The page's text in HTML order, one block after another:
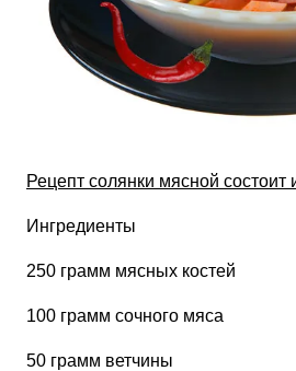
Рецепт солянки мясной состоит
Ингредиенты
250 грамм мясных костей
100 грамм сочного мяса
50 грамм ветчины